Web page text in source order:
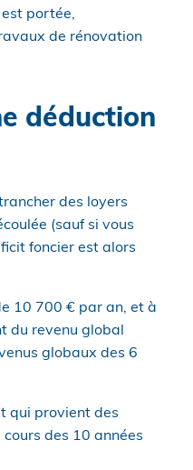
portée,
de rénovation
déduction
des loyers
(sauf si vous
foncier est alors
10 700 € par an, et à
du revenu global
globaux des 6
qui provient des
des 10 années